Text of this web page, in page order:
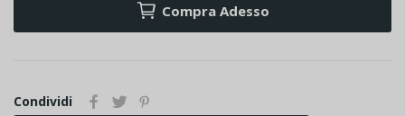
Compra Adesso
Condividi